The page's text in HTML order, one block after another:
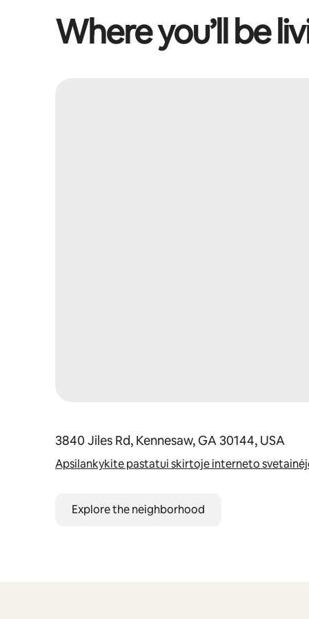
Where you’ll be
3840 Jiles Rd, Kennesaw, GA 30144, USA
Apsilankykite pastatui skirtoje interneto
Explore the neighborhood